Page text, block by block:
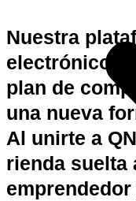
Nuestra
electrónico
plan de
una nueva
Al unirte a
rienda suelta